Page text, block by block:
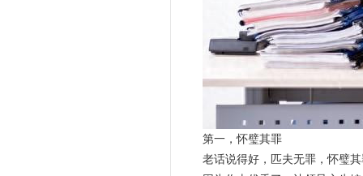
第一，怀璧其罪
老话说得好，匹夫无罪，怀璧